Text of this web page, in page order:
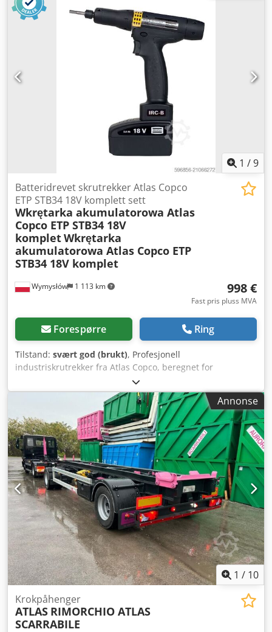
Bensin Maks. lydtrykknivå (LPA) ved 7 m: 63,0 dB(A)
Lydeffektnivå (LwA): 88,0 dB(A) Stikkontakter: 2x Schuko
2P+J 16A | 2x NEMA 240/120V Twist Lock
1 /9
Wymysłów 1 113 km
Batteridrevet skrutrekker Atlas Copco
ETP STB34 18V komplett sett
Wkrętarka akumulatorowa Atlas
Copco ETP STB34 18V
kompletWkrętarka
akumulatorowa Atlas Copco ETP
STB34 18V komplet
998 €
Fast pris pluss MVA
Forespørre Ring
Tilstand: svært god (brukt), Profesjonell
industriskrutrekker fra Atlas Copco, beregnet for
kontinuerlig drift i monteringslinjer og
produksjonsanvendelser. Utstyr i industriklasse – ikke et
forbrukerprodukt fra varehus. Data og informasjon: •
Modell: ETP STB34-06-106 • Strømforsyning: 18V DC •
Produksjonsland: Sverige • Produksjonsår: 2021 •
Ergonomisk og godt balansert konstruksjon • Tilpasset for
presis montering og serieproduksjon Leveringsomfang: •
Batteridrevet skrutrekker Atlas Copco Dsdpfx Akoyc
Rvaehock • 2x 18V batterier Atlas Copco • Lader Atlas Copco
• Alt som vises på bildene Tilstand: Brukt, fungerer som
den skal, normale bruksspor. Ingen sprekker eller slark.
Utstyr fra demontert industrilinje. Bruksområder: •
Produksjon • Industriell montering • Produksjonslinjer •
Profesjonelle verksteder Ideelt alternativ til nytt utstyr –
betydelig lavere kostnad, men med Atlas Copco-kvalitet.
Annonse
1 / 10
Krokpåhenger
ATLAS RIMORCHIO ATLAS
SCARRABILE